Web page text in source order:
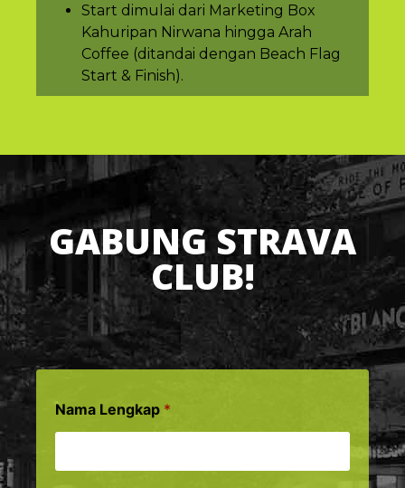
Start dimulai dari Marketing Box
Kahuripan Nirwana hingga Arah
Coffee (ditandai dengan Beach Flag
Start & Finish).
GABUNG STRAVA
CLUB!
Nama Lengkap *